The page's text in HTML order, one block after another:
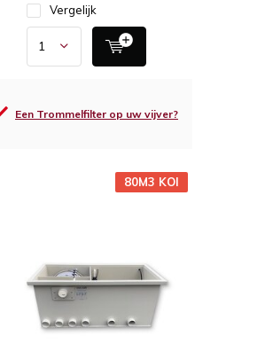
Vergelijk
Een Trommelfilter op uw vijver?
80M3 KOI